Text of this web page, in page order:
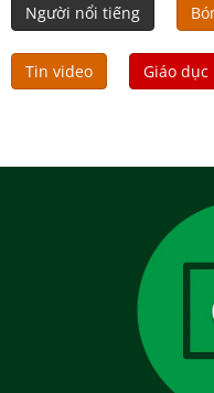
Người nổi tiếng
Tin video Giáo dục